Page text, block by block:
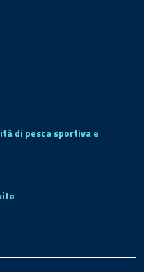
di pesca sportiva e